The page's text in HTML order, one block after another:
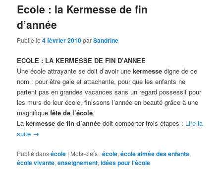
Ecole : la Kermesse de fin
d’année
Publié le4 février 2010parSandrine
ECOLE : LA KERMESSE DE FIN D’ANNEE
Une école attrayante se doit d’avoir unekermesse digne de ce
nom : pour être gaie et attachante, pour que les enfants ne
partent pas en grandes vacances sans un regard possessif pour
les murs de leur école, finissons l’année en beauté grâce à une
magnifiquefête de l’école.
Lakermesse de fin d’année doit comporter trois étapes : Lire la
suite →
Publié dansécole | Mots-clefs :école,école aimée des enfants,
école vivante,enseignement,idées pour l'école